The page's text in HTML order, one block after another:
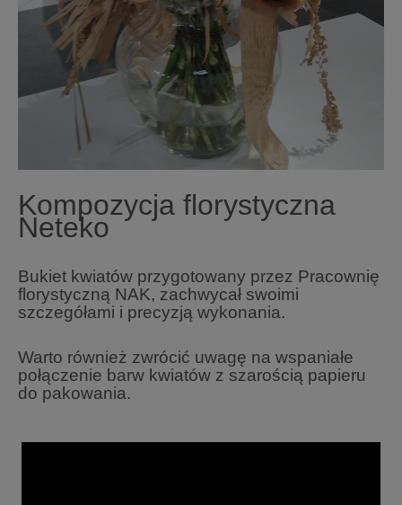
Kompozycja florystyczna
Neteko
Bukiet kwiatów przygotowany przez Pracownię
florystyczną NAK, zachwycał swoimi
szczegółami i precyzją wykonania.
Warto również zwrócić uwagę na wspaniałe
połączenie barw kwiatów z szarością papieru
do pakowania.